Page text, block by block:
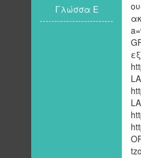
Γλώσσα Ε